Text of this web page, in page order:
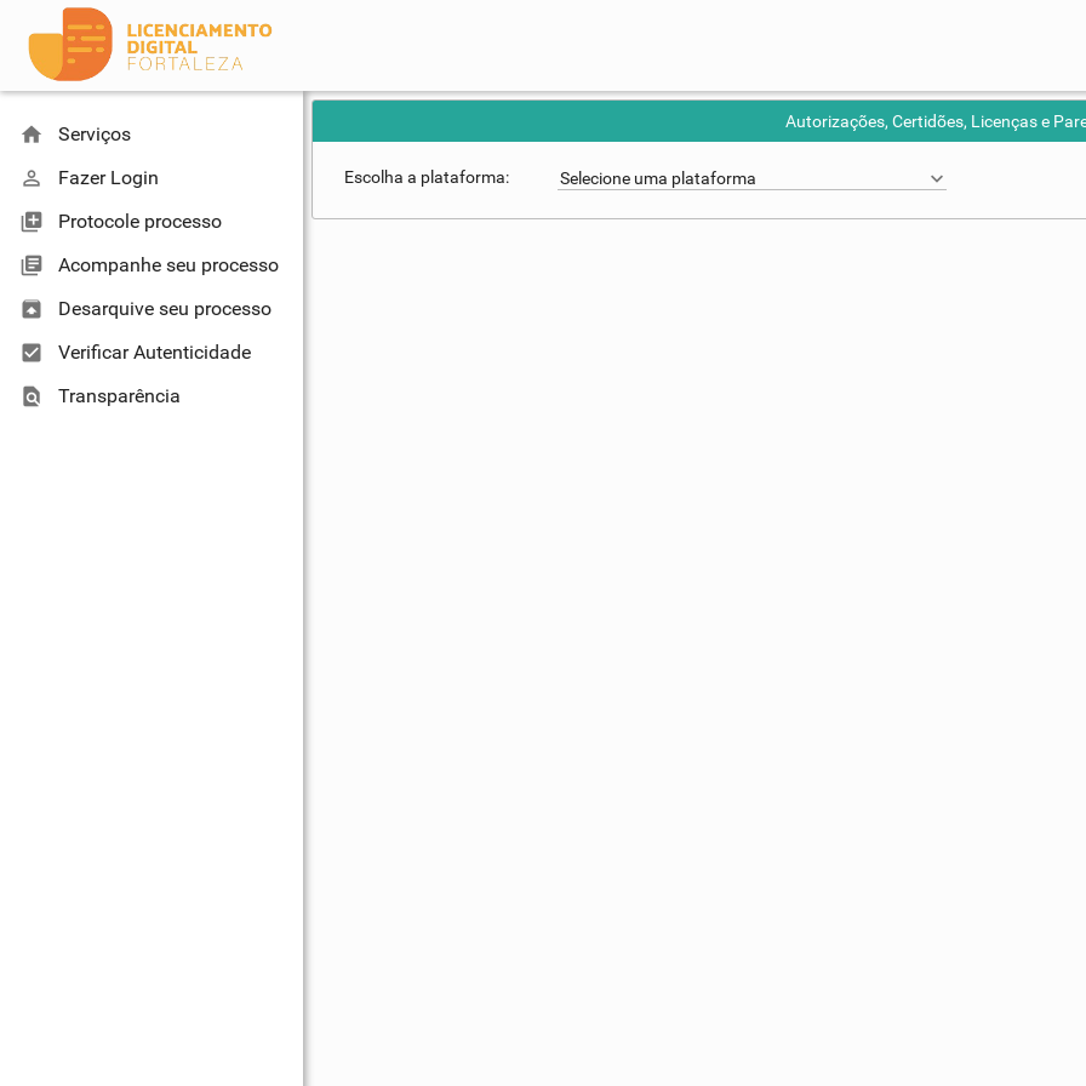
home Serviços
perm_identity Fazer Login
library_add Protocole processo
library_books Acompanhe seu processo
unarchive Desarquive seu processo
check_box Verificar Autenticidade
find_in_page Transparência
Autorizações, Certidões, Licenças e
Escolha a plataforma: Selecione uma plataforma